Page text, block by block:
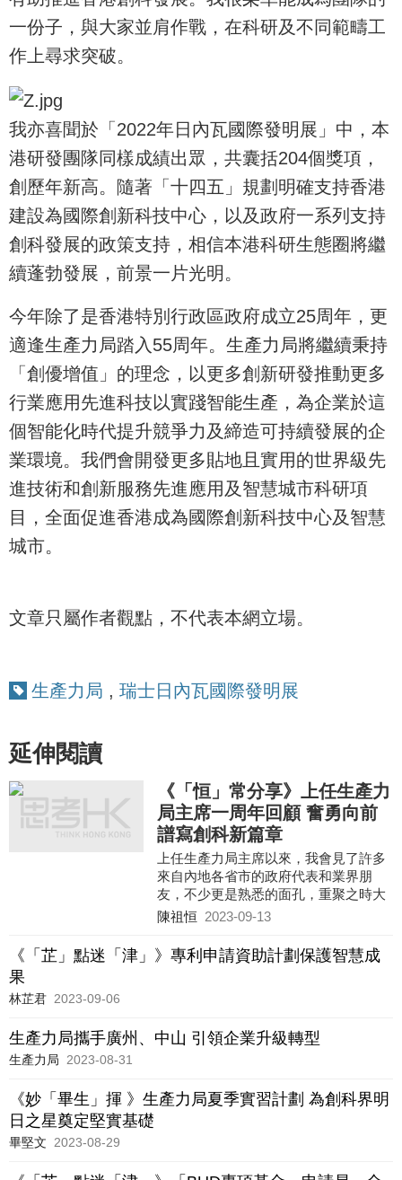
一份子，與大家並肩作戰，在科研及不同範疇工
作上尋求突破。
我亦喜聞於「2022年日內瓦國際發明展」中，本
港研發團隊同樣成績出眾，共囊括204個獎項，
創歷年新高。隨著「十四五」規劃明確支持香港
建設為國際創新科技中心，以及政府一系列支持
創科發展的政策支持，相信本港科研生態圈將繼
續蓬勃發展，前景一片光明。
今年除了是香港特別行政區政府成立25周年，更
適逢生產力局踏入55周年。生產力局將繼續秉持
「創優增值」的理念，以更多創新研發推動更多
行業應用先進科技以實踐智能生產，為企業於這
個智能化時代提升競爭力及締造可持續發展的企
業環境。我們會開發更多貼地且實用的世界級先
進技術和創新服務先進應用及智慧城市科研項
目，全面促進香港成為國際創新科技中心及智慧
城市。
文章只屬作者觀點，不代表本網立場。
生產力局 , 瑞士日內瓦國際發明展
延伸閱讀
《「恒」常分享》上任生產力
局主席一周年回顧 奮勇向前
譜寫創科新篇章
上任生產力局主席以來，我會見了許多
來自內地各省市的政府代表和業界朋
友，不少更是熟悉的面孔，重聚之時大
家除了分享如何捱過疫情，更是共商如
未來充滿期盼。較早前，國務院公布
《河套深港科技創新合作區深圳園區發
梯。生產力局非常歡迎相關規劃，也十
來將全力配合並推動粵港澳大灣區創科
高質量發展。
陳祖恒 2023-09-13
《「芷」點迷「津」》專利申請資助計劃保護智慧成
果
林芷君 2023-09-06
生產力局攜手廣州、中山 引領企業升級轉型
生產力局 2023-08-31
《妙「畢生」揮 》生產力局夏季實習計劃 為創科界明
日之星奠定堅實基礎
畢堅文 2023-08-29